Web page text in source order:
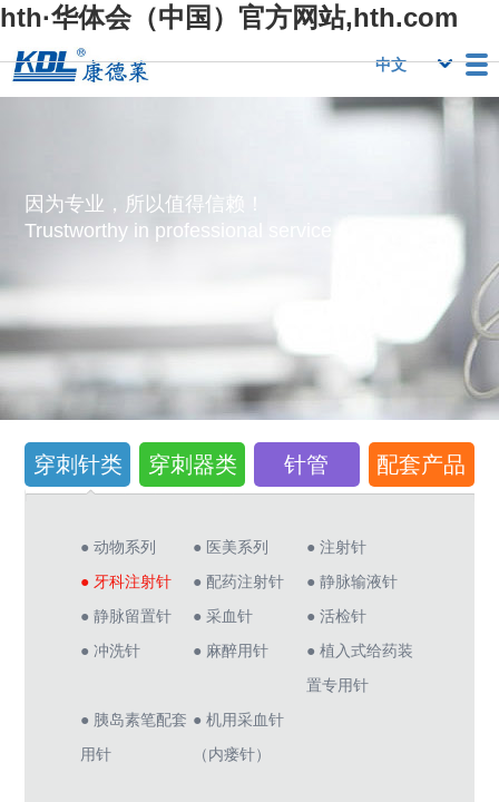
hth·华体会（中国）官方网站,hth.com
栏目
站,hth.com
站,hth.com
国）官方网
因为专业，所以值得信赖！
Trustworthy in professional service！
穿刺针类 穿刺器类 针管 配套产品
● 动物系列 ● 医美系列
● 注射针
● 牙科注射针
● 配药注射针
● 静脉输液针
● 静脉留置针
● 采血针
● 活检针
● 冲洗针
● 麻醉用针
● 植入式给药装
置专用针
● 胰岛素笔配套
用针
● 机用采血针
（内瘘针）